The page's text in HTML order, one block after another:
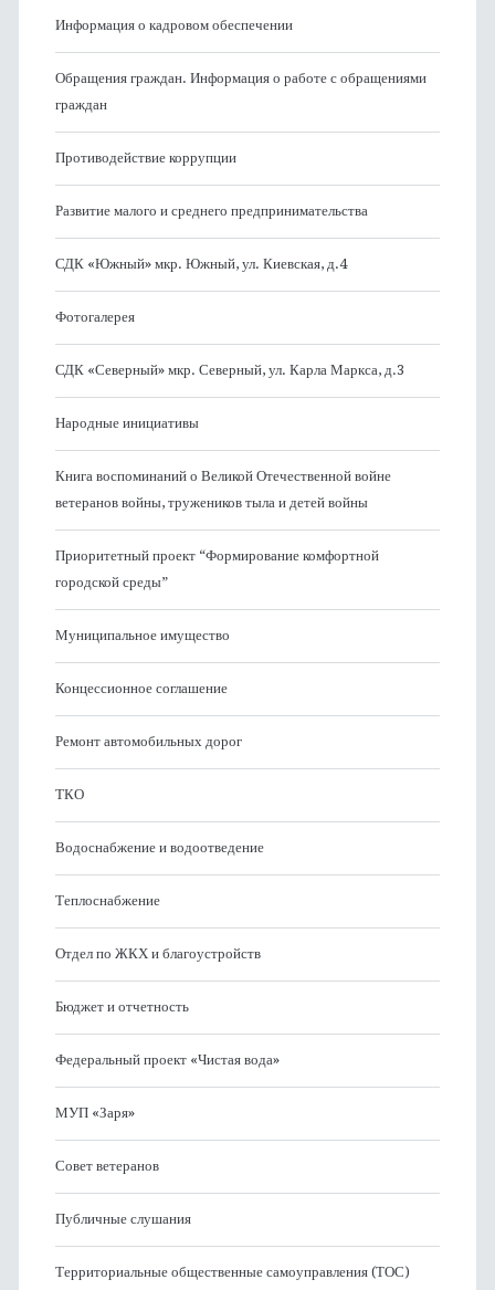
Информация о кадровом обеспечении
Обращения граждан. Информация о работе с обращениями
граждан
Противодействие коррупции
Развитие малого и среднего предпринимательства
СДК «Южный» мкр. Южный, ул. Киевская, д.4
Фотогалерея
СДК «Северный» мкр. Северный, ул. Карла Маркса, д.3
Народные инициативы
Книга воспоминаний о Великой Отечественной войне
ветеранов войны, тружеников тыла и детей войны
Приоритетный проект “Формирование комфортной
городской среды”
Муниципальное имущество
Концессионное соглашение
Ремонт автомобильных дорог
ТКО
Водоснабжение и водоотведение
Теплоснабжение
Отдел по ЖКХ и благоустройств
Бюджет и отчетность
Федеральный проект «Чистая вода»
МУП «Заря»
Совет ветеранов
Публичные слушания
Территориальные общественные самоуправления (ТОС)